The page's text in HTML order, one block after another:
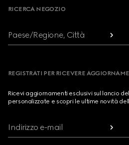
RICERCA NEGOZIO
Paese/Regione, Città
REGISTRATI PER RICEVERE
Ricevi aggiornamenti esclusivi sul lancio
personalizzate e scopri le ultime novità
Indirizzo e-mail